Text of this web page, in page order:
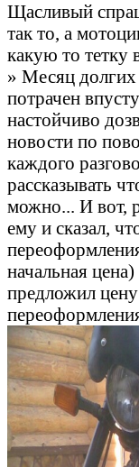
Щасливый
так то, а
какую то тетку
» Месяц
потрачен
настойчиво
новости по
каждого
рассказывать
можно... И вот,
ему и сказал,
начальная
предложил